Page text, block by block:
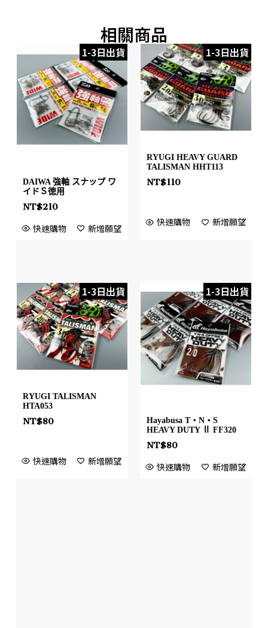
相關商品
1-3日出貨
DAIWA 強軸 スナップ ワ
イドＳ徳用
NT$210
快速購物 新增願望
1-3日出貨
RYUGI HEAVY GUARD
TALISMAN HHT113
NT$110
快速購物 新增願望
1-3日出貨
RYUGI TALISMAN
HTA053
NT$80
快速購物 新增願望
1-3日出貨
Hayabusa T・N・S
HEAVY DUTY Ⅱ FF320
NT$80
快速購物 新增願望